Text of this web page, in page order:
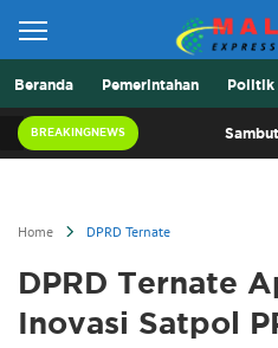
Malut Express
Beranda Pemerintahan Politik
BREAKINGNEWS Sambut HUT
Home DPRD Ternate
DPRD Ternate
Inovasi Satpol